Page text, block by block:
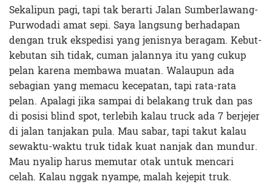
Sekalipun pagi, tapi tak berarti Jalan Sumberlawang-
Purwodadi amat sepi. Saya langsung berhadapan
dengan truk ekspedisi yang jenisnya beragam. Kebut-
kebutan sih tidak, cuman jalannya itu yang cukup
pelan karena membawa muatan. Walaupun ada
sebagian yang memacu kecepatan, tapi rata-rata
pelan. Apalagi jika sampai di belakang truk dan pas
di posisi blind spot, terlebih kalau truck ada 7 berjejer
di jalan tanjakan pula. Mau sabar, tapi takut kalau
sewaktu-waktu truk tidak kuat nanjak dan mundur.
Mau nyalip harus memutar otak untuk mencari
celah. Kalau nggak nyampe, malah kejepit truk.